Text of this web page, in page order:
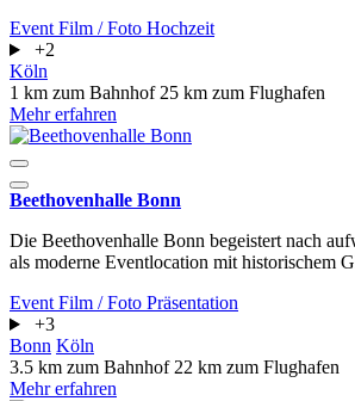
Event Film / Foto Hochzeit
+2
Köln
1 km zum Bahnhof 25 km zum Flughafen
Mehr erfahren
Beethovenhalle Bonn
Die Beethovenhalle Bonn begeistert nach
als moderne Eventlocation mit historischem
Event Film / Foto Präsentation
+3
Bonn Köln
3.5 km zum Bahnhof 22 km zum Flughafen
Mehr erfahren